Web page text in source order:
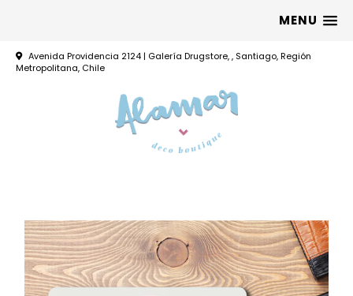
MENU
Avenida Providencia 2124 | Galería Drugstore, , Santiago, Región
Metropolitana, Chile